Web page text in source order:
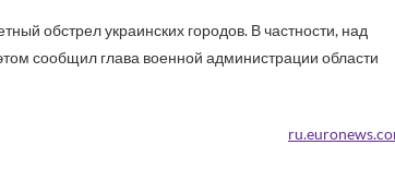
обстрел украинских городов. В частности, над
сообщил глава военной администрации области